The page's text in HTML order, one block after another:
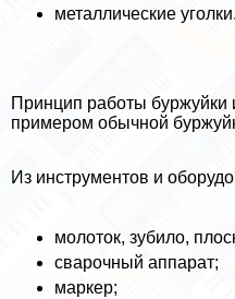
металлические уголки.
Принцип работы буржуйки
примером обычной
Из инструментов и
молоток, зубило,
сварочный аппарат;
маркер;